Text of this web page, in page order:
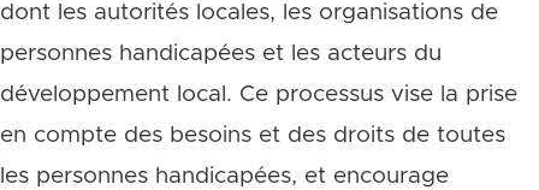
dont les autorités locales, les organisations de
personnes handicapées et les acteurs du
développement local. Ce processus vise la prise
en compte des besoins et des droits de toutes
les personnes handicapées, et encourage